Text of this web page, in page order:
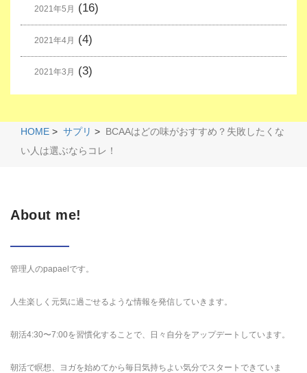
2021年5月 (16)
2021年4月 (4)
2021年3月 (3)
HOME > サプリ > BCAAはどの味がおすすめ？失敗したくな
い人は選ぶならコレ！
About me!
管理人のpapaelです。
人生楽しく元気に過ごせるような情報を発信していきます。
朝活4:30〜7:00を習慣化することで、日々自分をアップデートしています。
朝活で瞑想、ヨガを始めてから毎日気持ちよい気分でスタートできていま